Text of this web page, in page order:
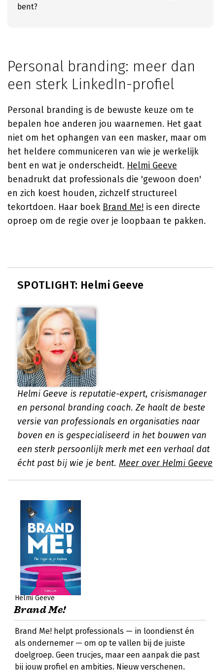
bent?
Personal branding: meer dan
een sterk LinkedIn-profiel
Personal branding is de bewuste keuze om te
bepalen hoe anderen jou waarnemen. Het gaat
niet om het ophangen van een masker, maar om
het heldere communiceren van wie je werkelijk
bent en wat je onderscheidt. Helmi Geeve
benadrukt dat professionals die 'gewoon doen'
en zich koest houden, zichzelf structureel
tekortdoen. Haar boek Brand Me! is een directe
oproep om de regie over je loopbaan te pakken.
SPOTLIGHT: Helmi Geeve
Helmi Geeve is reputatie-expert, crisismanager
en personal branding coach. Ze haalt de beste
versie van professionals en organisaties naar
boven en is gespecialiseerd in het bouwen van
een sterk persoonlijk merk met een verhaal dat
écht past bij wie je bent. Meer over Helmi Geeve
Helmi Geeve
Brand Me!
Brand Me! helpt professionals — in loondienst én
als ondernemer — om op te vallen bij de juiste
doelgroep. Geen trucjes, maar een aanpak die past
bij jouw profiel en ambities. Nieuw verschenen.